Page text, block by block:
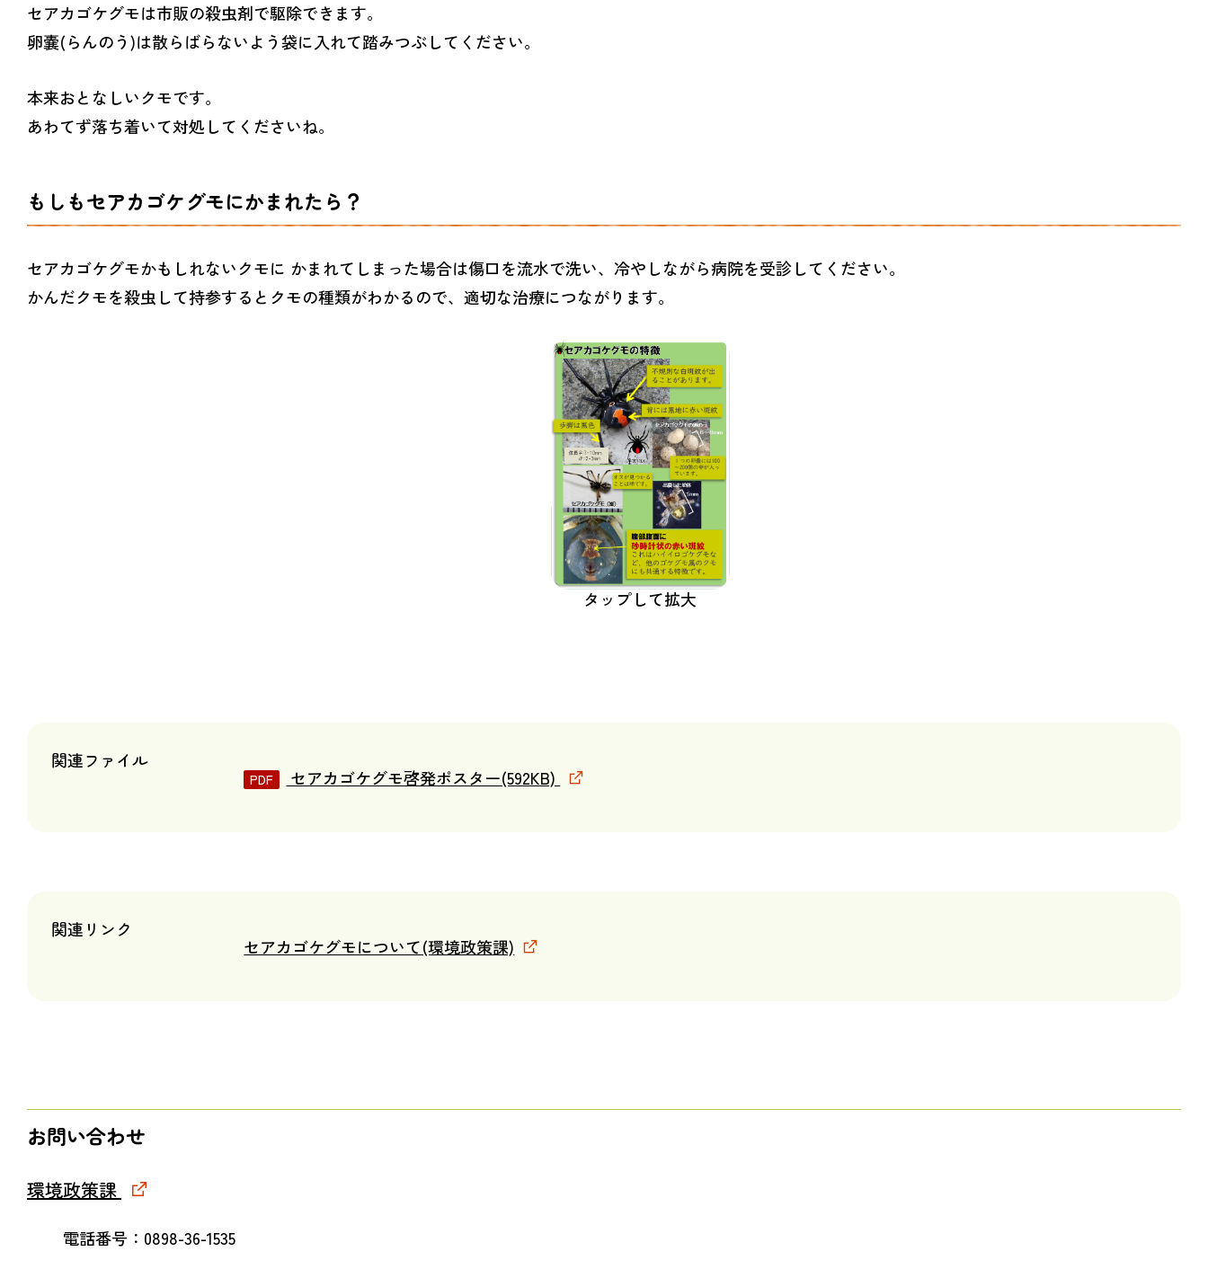
セアカゴケグモは市販の殺虫剤で駆除できます。
卵嚢(らんのう)は散らばらないよう袋に入れて踏みつぶしてください。
本来おとなしいクモです。
あわてず落ち着いて対処してくださいね。
もしもセアカゴケグモにかまれたら？
セアカゴケグモかもしれないクモに かまれてしまった場合は傷口を流水で洗い、冷やしながら病院を受診してください。
かんだクモを殺虫して持参するとクモの種類がわかるので、適切な治療につながります。
タップして拡大
関連ファイル
セアカゴケグモ啓発ポスター(592KB)
関連リンク
セアカゴケグモについて(環境政策課)
お問い合わせ
環境政策課
電話番号：0898-36-1535